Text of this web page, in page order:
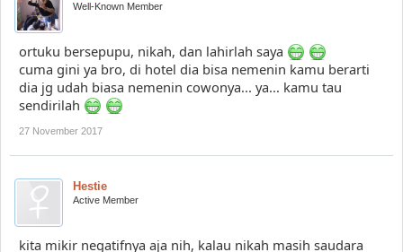
Well-Known Member
ortuku bersepupu, nikah, dan lahirlah saya
cuma gini ya bro, di hotel dia bisa nemenin kamu berarti
dia jg udah biasa nemenin cowonya... ya... kamu tau
sendirilah
27 November 2017
Hestie
Active Member
kita mikir negatifnya aja nih, kalau nikah masih saudara